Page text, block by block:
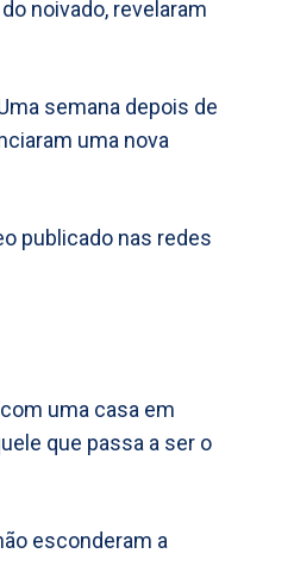
noivado, revelaram
semana depois de
uma nova
publicado nas redes
uma casa em
que passa a ser o
esconderam a